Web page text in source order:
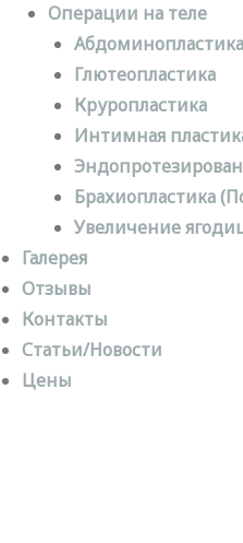
Операции на теле
Абдоминопластика
Глютеопластика
Круропластика
Интимная
Брахиопластика
Увеличение
Галерея
Отзывы
Контакты
Статьи/Новости
Цены